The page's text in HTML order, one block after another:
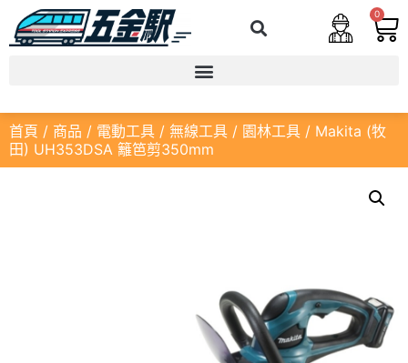
0
首頁 / 商品 / 電動工具 / 無線工具 / 園林工具 / Makita (牧
田) UH353DSA 籬笆剪350mm